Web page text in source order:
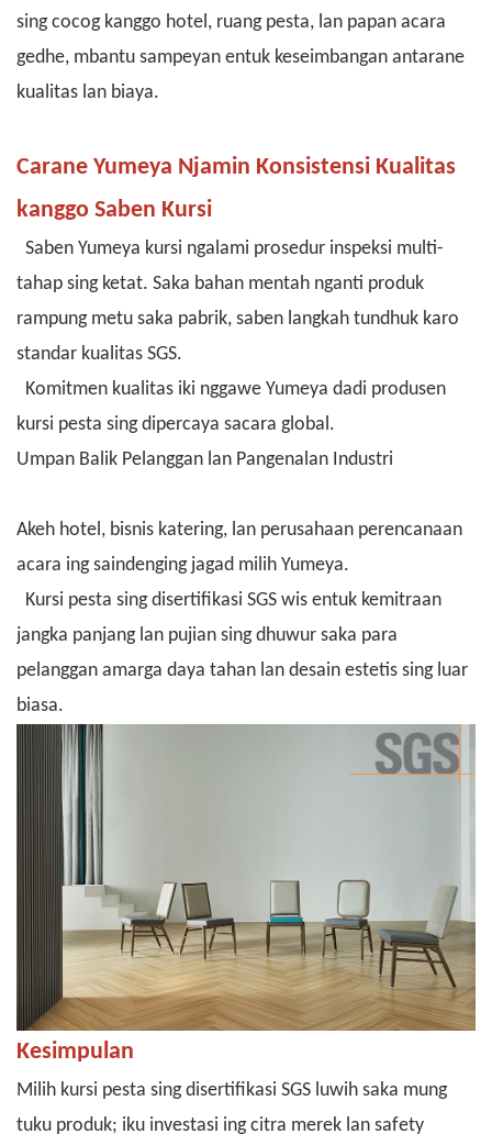
sing cocog kanggo hotel, ruang pesta, lan papan acara
gedhe, mbantu sampeyan entuk keseimbangan antarane
kualitas lan biaya.
Carane Yumeya Njamin Konsistensi Kualitas
kanggo Saben Kursi
Saben Yumeya kursi ngalami prosedur inspeksi multi-
tahap sing ketat. Saka bahan mentah nganti produk
rampung metu saka pabrik, saben langkah tundhuk karo
standar kualitas SGS.
Komitmen kualitas iki nggawe Yumeya dadi produsen
kursi pesta sing dipercaya sacara global.
Umpan Balik Pelanggan lan Pangenalan Industri
Akeh hotel, bisnis katering, lan perusahaan perencanaan
acara ing saindenging jagad milih Yumeya.
Kursi pesta sing disertifikasi SGS wis entuk kemitraan
jangka panjang lan pujian sing dhuwur saka para
pelanggan amarga daya tahan lan desain estetis sing luar
biasa.
Kesimpulan
Milih kursi pesta sing disertifikasi SGS luwih saka mung
tuku produk; iku investasi ing citra merek lan safety